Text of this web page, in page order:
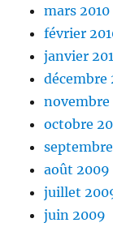
mars 2010
février
janvier
décembre
novembre
octobre
août 2009
juillet
juin 2009